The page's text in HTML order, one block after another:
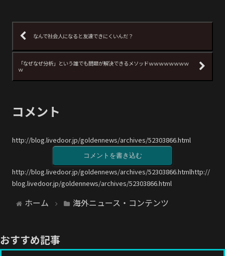
なんで社会人になると友達できにくいんだ？
「なぜなぜ分析」という誰でも問題が解決できるメソッドｗｗｗｗｗｗｗｗ
ｗ
コメント
http://blog.livedoor.jp/goldennews/archives/52303866.html
コメントを書き込む
http://blog.livedoor.jp/goldennews/archives/52303866.htmlhttp://
blog.livedoor.jp/goldennews/archives/52303866.html
ホーム 海外ニュース・コンテンツ
おすすめ記事